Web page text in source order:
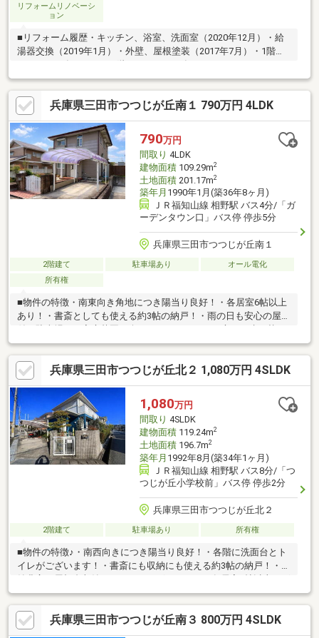
リフォームリノベーシ
ョン
■リフォーム履歴・キッチン、浴室、洗面室（2020年12月）・給
湯器交換（2019年1月）・外壁、屋根塗装（2017年7月）・1階ト
イレ（2011年11月）・2階トイレ（2004年12月）・ウッドデッキ
設置（2004年11月）・LDK、2階寝室等に真空断熱ガラス設置
（2003年12月）■特徴・ゆったりとしたLDKは約16帖！・各居室
収納スペースあり！・屋根付きカーポートあり！・家庭菜園も楽
しめるゆとりあるお庭！・リビングから繋がる開放感あるウッド
デッキ！・土地面積 約60.9坪！
兵庫県三田市つつじが丘南１ 790万円 4LDK
790万円
間取り 4LDK
建物面積109.29m2
土地面積201.17m2
築年月 1990年1月(築36年8ヶ月)
ＪＲ福知山線 相野駅 バス4分/「ガ
ーデンタウン口」バス停 停歩5分
兵庫県三田市つつじが丘南１
2階建て 駐車場あり
オール電化
所有権
■物件の特徴・南東向き角地につき陽当り良好！・各居室6帖以上
あり！・書斎としても使える約3帖の納戸！・雨の日も安心の屋根
用地としてもご検討可！■担当者からコメント♪「南西側緑道に接
する角地」土地面積約60坪とゆったりとしたお家は各居室6帖以
上あり、南向き角地につき陽当り良好です！駐車スペースは雨の
日も安心の屋根付きです。中古戸建てとしても戸建用地としても
ご検討いただけます。ご内覧や資料請求をご希望のお客様はお気
軽にお申し付けください♪
兵庫県三田市つつじが丘北２ 1,080万円 4SLDK
1,080万円
間取り 4SLDK
建物面積119.24m2
土地面積196.7m2
築年月 1992年8月(築34年1ヶ月)
ＪＲ福知山線 相野駅 バス8分/「つ
つじが丘小学校前」バス停 停歩2分
兵庫県三田市つつじが丘北２
2階建て 駐車場あり 所有権
■物件の特徴♪・南西向きにつき陽当り良好！・各階に洗面台とト
イレがございます！・書斎にも収納にも使える約3帖の納戸！・収
納豊富な屋根裏収納スペースがございます！・各居室6帖以上ござ
います！・家庭菜園も楽しめる広々としたお庭！・建て替え用地
としてもご検討いただけます！・つつじが丘小学校 約80m 徒歩1
分！■担当者よりコメント♪陽当りに恵まれた南西角地。全居室6
帖以上のゆとり設計と、家庭菜園を楽しめる広々としたお庭が魅
兵庫県三田市つつじが丘南３ 800万円 4SLDK